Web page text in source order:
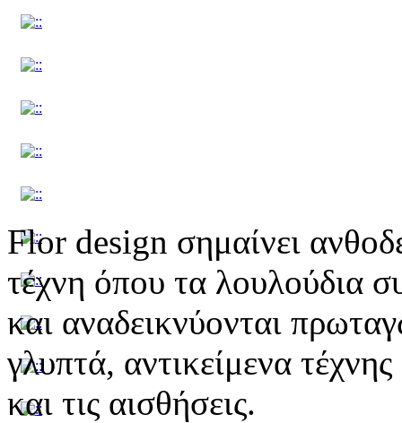
Flor design σημαίνει
τέχνη όπου τα λουλούδια
και αναδεικνύονται
γλυπτά, αντικείμενα
και τις αισθήσεις.